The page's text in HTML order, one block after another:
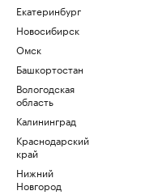
Екатеринбург
Новосибирск
Омск
Башкортостан
Вологодская
область
Калининград
Краснодарский
край
Нижний
Новгород